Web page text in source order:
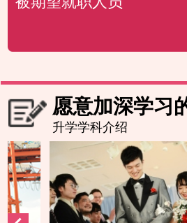
愿意加深学习
升学学科介绍